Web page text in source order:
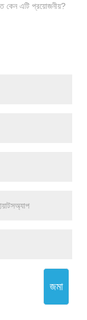
কেন এটি প্রয়োজনীয়?
জমা